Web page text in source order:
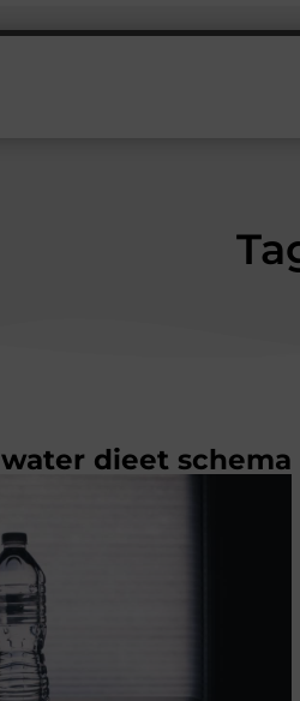
water dieet schema